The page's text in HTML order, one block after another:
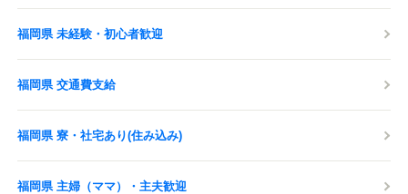
福岡県 未経験・初心者歓迎
福岡県 交通費支給
福岡県 寮・社宅あり(住み込み)
福岡県 主婦（ママ）・主夫歓迎